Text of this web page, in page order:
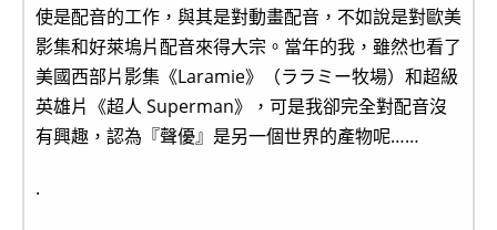
使是配音的工作，與其是對動畫配音，不如說是對歐美
影集和好萊塢片配音來得大宗。當年的我，雖然也看了
美國西部片影集《Laramie》（ララミー牧場）和超級
英雄片《超人 Superman》，可是我卻完全對配音沒
有興趣，認為『聲優』是另一個世界的產物呢……
.